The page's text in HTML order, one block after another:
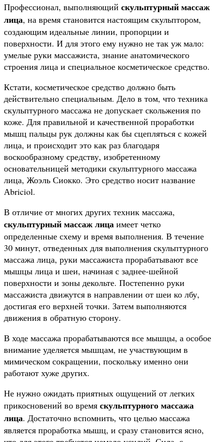
Профессионал, выполняющий скульптурный массаж
лица, на время становится настоящим скульптором,
создающим идеальные линии, пропорции и
поверхности. И для этого ему нужно не так уж мало:
умелые руки массажиста, знание анатомического
строения лица и специальное косметическое средство.
Кстати, косметическое средство должно быть
действительно специальным. Дело в том, что техника
скульптурного массажа не допускает скольжения по
коже. Для правильной и качественной проработки
мышц пальцы рук должны как бы сцепляться с кожей
лица, и происходит это как раз благодаря
воскообразному средству, изобретенному
основательницей методики скульптурного массажа
лица, Жоэль Сиокко. Это средство носит название
Аbriciol.
В отличие от многих других техник массажа,
скульптурный массаж лица имеет четко
определенные схему и время выполнения. В течение
30 минут, отведенных для выполнения скульптурного
массажа лица, руки массажиста прорабатывают все
мышцы лица и шеи, начиная с заднее-шейной
поверхности и зоны декольте. Постепенно руки
массажиста движутся в направлении от шеи ко лбу,
достигая его верхней точки. Затем выполняются
движения в обратную сторону.
В ходе массажа прорабатываются все мышцы, а особое
внимание уделяется мышцам, не участвующим в
мимическом сокращении, поскольку именно они
работают хуже других.
Не нужно ожидать приятных ощущений от легких
прикосновений во время скульптурного массажа
лица. Достаточно вспомнить, что целью массажа
является проработка мышц, и сразу становится ясно,